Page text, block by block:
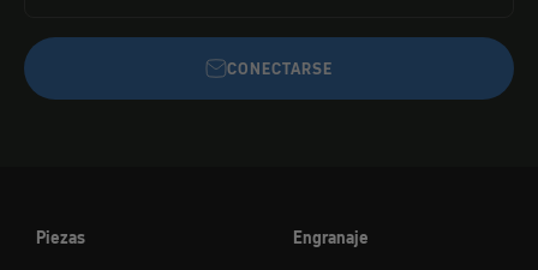
CONECTARSE
Piezas
Engranaje